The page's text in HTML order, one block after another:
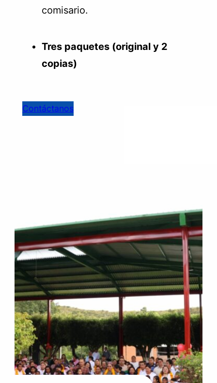
comisario.
Tres paquetes (original y 2
copias)
Contáctanos